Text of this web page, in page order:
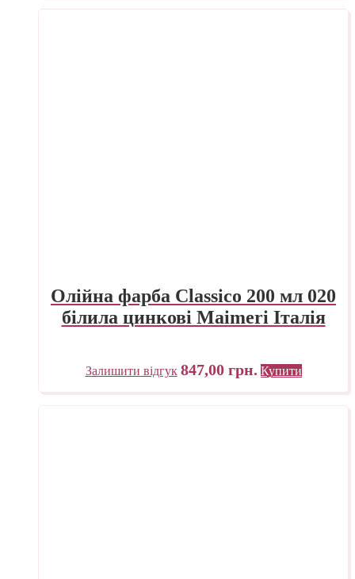
Олійна фарба Classico 200 мл 020
білила цинкові Maimeri Італія
Залишити відгук 847,00 грн. Купити